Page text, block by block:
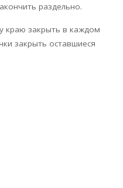
раздельно.
краю закрыть в каждом
закрыть оставшиеся